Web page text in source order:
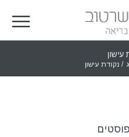
עישון
/ נקודת עישון
פוסטים